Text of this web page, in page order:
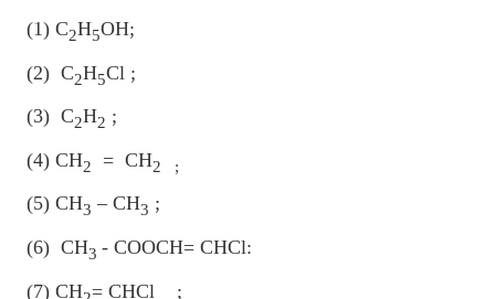
(1) C2H5OH;
(2) C2H5Cl ;
(3) C2H2 ;
(4) CH2 = CH2 ;
(5) CH3 – CH3 ;
(6) CH3 - COOCH= CHCl:
(7) CH = CHCl ;